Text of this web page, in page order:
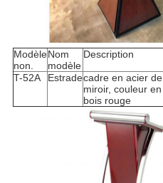
Modèle
non.
Nom
modèle
Description
T-52A
Estradecadre en acier de
miroir, couleur en
bois rouge